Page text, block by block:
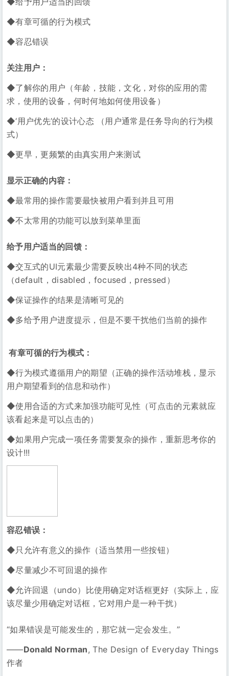
◆有章可循的行为模式
◆容忍错误
关注用户：
◆了解你的用户（年龄，技能，文化，对你的应用的需
求，使用的设备，何时何地如何使用设备）
◆‘用户优先’的设计心态 （用户通常是任务导向的行为模
式）
◆更早，更频繁的由真实用户来测试
显示正确的内容：
◆最常用的操作需要最快被用户看到并且可用
◆不太常用的功能可以放到菜单里面
给予用户适当的回馈：
◆交互式的UI元素最少需要反映出4种不同的状态
（default，disabled，focused，pressed）
◆保证操作的结果是清晰可见的
◆多给予用户进度提示，但是不要干扰他们当前的操作
有章可循的行为模式：
◆行为模式遵循用户的期望（正确的操作活动堆栈，显示
用户期望看到的信息和动作）
◆使用合适的方式来加强功能可见性（可点击的元素就应
该看起来是可以点击的）
◆如果用户完成一项任务需要复杂的操作，重新思考你的
设计!!!
容忍错误：
◆只允许有意义的操作（适当禁用一些按钮）
◆尽量减少不可回退的操作
◆允许回退（undo）比使用确定对话框更好（实际上，应
该尽量少用确定对话框，它对用户是一种干扰）
“如果错误是可能发生的，那它就一定会发生。”
——Donald Norman, The Design of Everyday Things
作者